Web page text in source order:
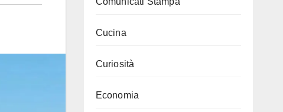
Cucina
Curiosità
Economia